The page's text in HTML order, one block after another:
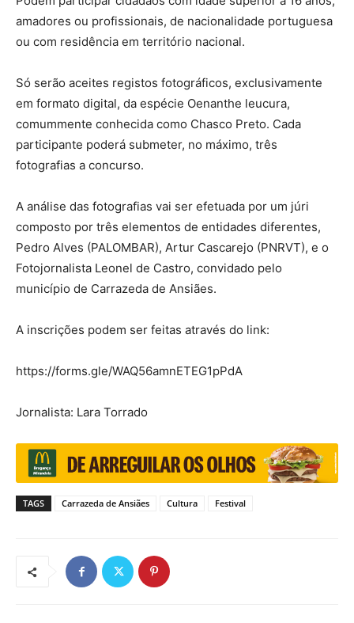
amadores ou profissionais, de nacionalidade portuguesa
ou com residência em território nacional.
Só serão aceites registos fotográficos, exclusivamente
em formato digital, da espécie Oenanthe leucura,
comummente conhecida como Chasco Preto. Cada
participante poderá submeter, no máximo, três
fotografias a concurso.
A análise das fotografias vai ser efetuada por um júri
composto por três elementos de entidades diferentes,
Pedro Alves (PALOMBAR), Artur Cascarejo (PNRVT), e o
Fotojornalista Leonel de Castro, convidado pelo
município de Carrazeda de Ansiães.
A inscrições podem ser feitas através do link:
https://forms.gle/WAQ56amnETEG1pPdA
Jornalista: Lara Torrado
TAGS Carrazeda de Ansiães Cultura Festival